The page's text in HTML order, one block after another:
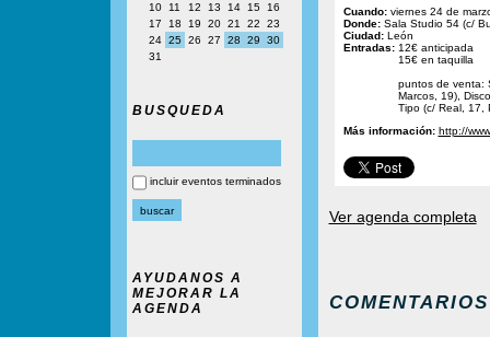
10
11 12 13 14 15
16
17
18 19 20 21 22
23
24 25 26 27 28 29
30
31
BUSQUEDA
incluir eventos terminados
AYUDANOS A
MEJORAR LA
AGENDA
Cuando:viernes 24 de
Donde:Sala Studio 54 (c/
Ciudad:León
Entradas: 12€ anticipada
15€ en taquilla
puntos de venta:
Marcos, 19),
Tipo (c/ Real, 17,
Más información: http://
Ver agenda completa
COMENTARIOS